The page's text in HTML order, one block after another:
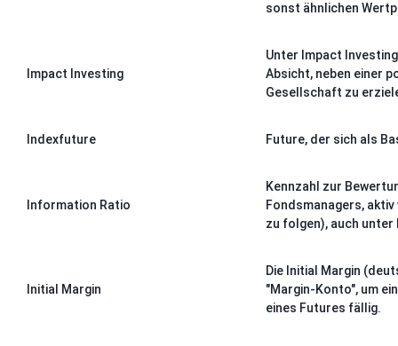
sonst ähnlichen
Impact Investing
Unter Impact
Absicht, neben einer
Gesellschaft zu
Indexfuture Future, der sich als
Information Ratio
Kennzahl zur
Fondsmanagers,
zu folgen), auch
Initial Margin
Die Initial Margin
"Margin-Konto", um
eines Futures fällig.